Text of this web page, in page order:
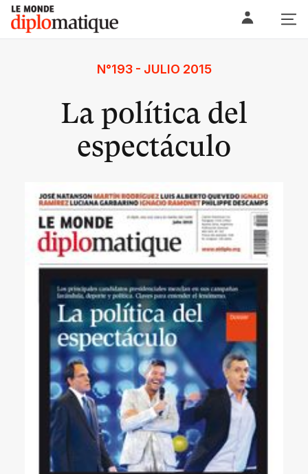
Skip
content
Le monde diplomatique
N°193 - JULIO 2015
La política del
espectáculo